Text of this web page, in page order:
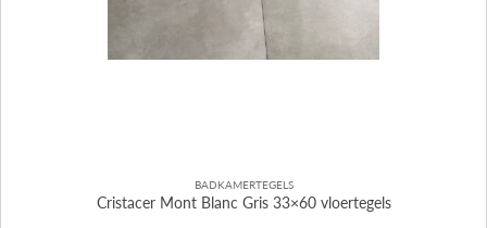
BADKAMERTEGELS
Cristacer Mont Blanc Gris 33×60 vloertegels